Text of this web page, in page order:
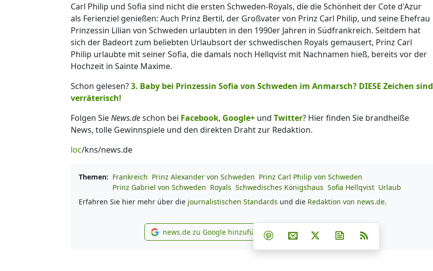
Carl Philip und Sofia sind nicht die ersten Schweden-Royals, die die Schönheit der Cote d'Azur
als Ferienziel genießen: Auch Prinz Bertil, der Großvater von Prinz Carl Philip, und seine Ehefrau
Prinzessin Lilian von Schweden urlaubten in den 1990er Jahren in Südfrankreich. Seitdem hat
sich der Badeort zum beliebten Urlaubsort der schwedischen Royals gemausert, Prinz Carl
Philip urlaubte mit seiner Sofia, die damals noch Hellqvist mit Nachnamen hieß, bereits vor der
Hochzeit in Sainte Maxime.
Schon gelesen?3. Baby bei Prinzessin Sofia von Schweden im Anmarsch? DIESE Zeichen sind
verräterisch!
Folgen SieNews.deschon bei Facebook, Google+ und Twitter? Hier finden Sie brandheiße
News, tolle Gewinnspiele und den direkten Draht zur Redaktion.
loc/kns/news.de
Themen: Frankreich Prinz Alexander von Schweden Prinz Carl Philip von Schweden
Prinz Gabriel von Schweden Royals Schwedisches Königshaus Sofia Hellqvist Urlaub
Erfahren Sie hier mehr über die journalistischen Standards und die Redaktion von news.de.
news.de zu Google hinzufügen
news.de zu Google hinzufügen Teilen auf Facebook
Teilen auf Whatsapp
Teilen auf Telegram
Teilen auf Pinterest
Per E-Mail teilen
Post auf XNewsletter abonnieren